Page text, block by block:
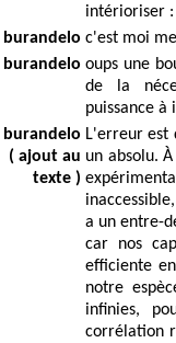
intérioriser :
burandelo c'est moi
burandelo oups une
de la
puissance à
burandelo
( ajout au
texte )
L'erreur est
un absolu.
a un entre-
car nos
efficiente
notre
infinies,
corrélation